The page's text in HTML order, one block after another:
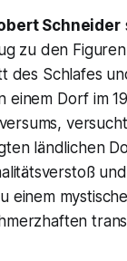
Schneider
zu den
des Schlafes
einem Dorf im
ländlichen
einem